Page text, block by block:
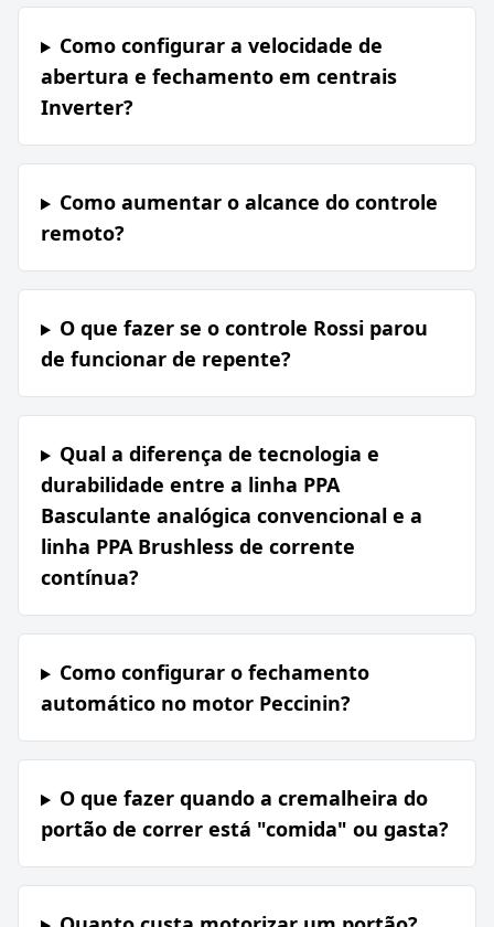
Como configurar a velocidade de
abertura e fechamento em centrais
Inverter?
Como aumentar o alcance do controle
remoto?
O que fazer se o controle Rossi parou
de funcionar de repente?
Qual a diferença de tecnologia e
durabilidade entre a linha PPA
Basculante analógica convencional e a
linha PPA Brushless de corrente
contínua?
Como configurar o fechamento
automático no motor Peccinin?
O que fazer quando a cremalheira do
portão de correr está "comida" ou gasta?